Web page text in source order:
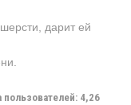
дарит ей
4,26